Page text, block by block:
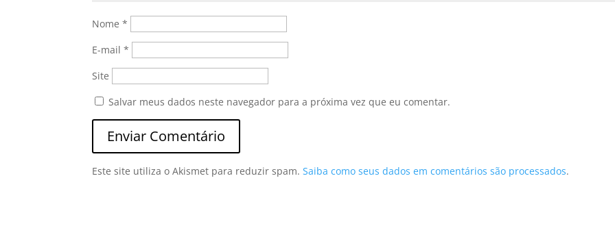
Nome*
E-mail*
Site
Salvar meus dados neste navegador para a próxima vez que eu comentar.
Este site utiliza o Akismet para reduzir spam.Saiba como seus dados em comentários são processados.